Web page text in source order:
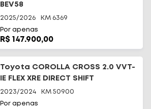
BEV58
2025/2026 KM 6369
Por apenas
R$ 147.900,00
Toyota COROLLA CROSS 2.0 VVT-
IE FLEX XRE DIRECT SHIFT
2023/2024 KM 50900
Por apenas